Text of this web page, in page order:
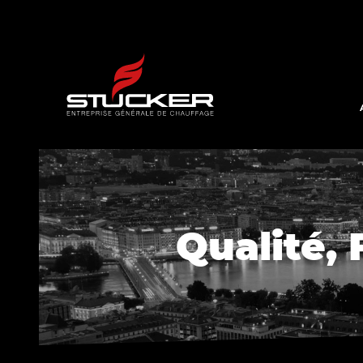
Qualité,